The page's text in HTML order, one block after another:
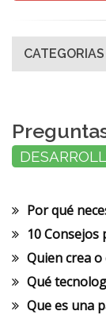
Solicitar
CATEGORIAS
Por qué
10
Quien crea
Qué
Que es una